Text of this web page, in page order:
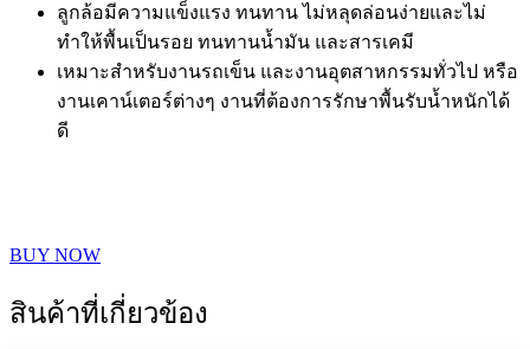
ลูกล้อมีความแข็งแรง ทนทาน ไม่หลุดล่อนง่ายและไม่
ทำให้พื้นเป็นรอย ทนทานน้ำมัน และสารเคมี
เหมาะสำหรับงานรถเข็น และงานอุตสาหกรรมทั่วไป หรือ
งานเคาน์เตอร์ต่างๆ งานที่ต้องการรักษาพื้นรับน้ำหนักได้
ดี
BUY NOW
สินค้าที่เกี่ยวข้อง